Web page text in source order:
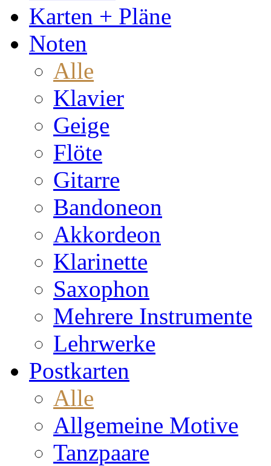
Karten + Pläne
Noten
Alle
Klavier
Geige
Flöte
Gitarre
Bandoneon
Akkordeon
Klarinette
Saxophon
Mehrere Instrumente
Lehrwerke
Postkarten
Alle
Allgemeine Motive
Tanzpaare